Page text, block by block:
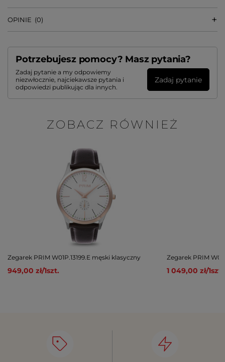
OPINIE (0)
Potrzebujesz pomocy? Masz pytania?
Zadaj pytanie a my odpowiemy
niezwłocznie, najciekawsze pytania i
odpowiedzi publikując dla innych.
Zadaj pytanie
ZOBACZ RÓWNIEŻ
Zegarek PRIM W01P.13199.E męski klasyczny
949,00 zł/1szt.
Zegarek PRIM
1 049,00 zł/1szt.